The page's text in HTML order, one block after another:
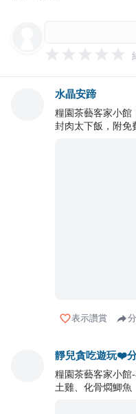
水晶安蹄
糧園茶藝客家小館
封肉太下飯，附免
表示讚賞
靜兒貪吃遊玩❤️
糧園茶藝客家小館
土雞、化骨燜鯽魚